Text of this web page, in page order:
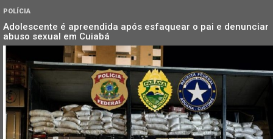
POLÍCIA
Adolescente é apreendida após esfaquear o pai e denunciar
abuso sexual em Cuiabá